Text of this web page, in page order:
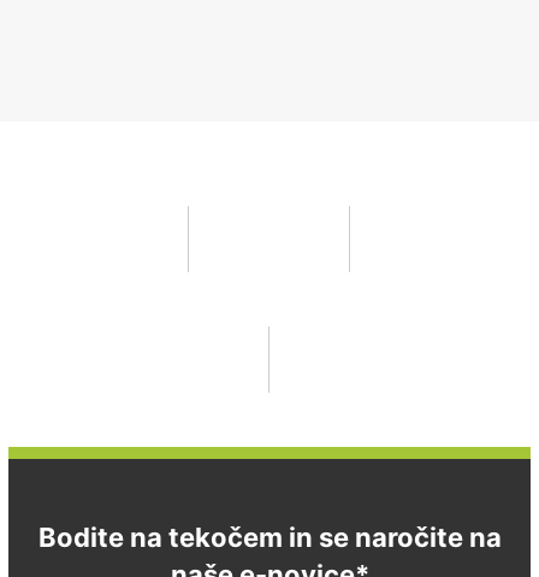
Bodite na tekočem in se naročite na